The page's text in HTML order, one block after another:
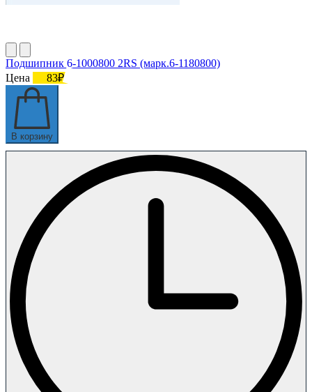
Подшипник 6-1000800 2RS (марк.6-1180800)
Цена
83₽
В корзину